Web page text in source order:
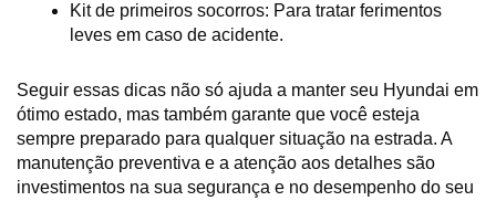
Kit de primeiros socorros: Para tratar ferimentos
leves em caso de acidente.
Seguir essas dicas não só ajuda a manter seu Hyundai em
ótimo estado, mas também garante que você esteja
sempre preparado para qualquer situação na estrada. A
manutenção preventiva e a atenção aos detalhes são
investimentos na sua segurança e no desempenho do seu